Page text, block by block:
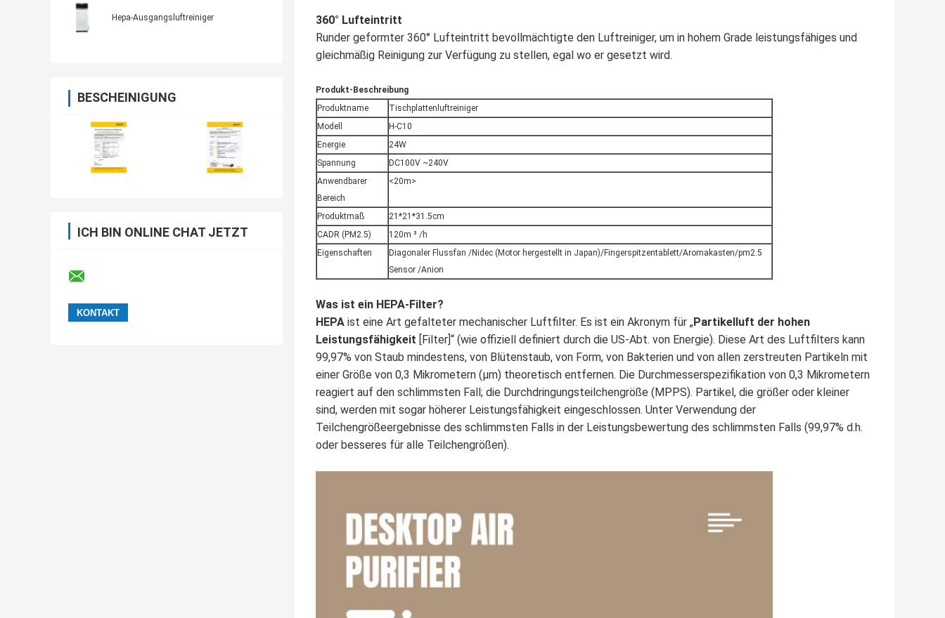
Hepa-Ausgangsluftreiniger
BESCHEINIGUNG
ICH BIN ONLINE CHAT JETZT
360° Lufteintritt
Runder geformter 360° Lufteintritt bevollmächtigte den Luftreiniger, um in hohem Grade leistungsfähiges und
gleichmäßig Reinigung zur Verfügung zu stellen, egal wo er gesetzt wird.
Produkt-Beschreibung
Produktname
Tischplattenluftreiniger
Modell
H-C10
Energie
24W
Spannung
DC100V ~240V
Anwendbarer
Bereich
<20m>
Produktmaß
21*21*31.5cm
CADR (PM2.5)
120m ³ /h
Eigenschaften
Diagonaler Flussfan /Nidec (Motor hergestellt in Japan)/Fingerspitzentablett/Aromakasten/pm2.5
Sensor /Anion
Was ist ein HEPA-Filter?
HEPA ist eine Art gefalteter mechanischer Luftfilter. Es ist ein Akronym für „Partikelluft der hohen
Leistungsfähigkeit [Filter]“ (wie offiziell definiert durch die US-Abt. von Energie). Diese Art des Luftfilters kann
99,97% von Staub mindestens, von Blütenstaub, von Form, von Bakterien und von allen zerstreuten Partikeln mit
einer Größe von 0,3 Mikrometern (µm) theoretisch entfernen. Die Durchmesserspezifikation von 0,3 Mikrometern
reagiert auf den schlimmsten Fall; die Durchdringungsteilchengröße (MPPS). Partikel, die größer oder kleiner
sind, werden mit sogar höherer Leistungsfähigkeit eingeschlossen. Unter Verwendung der
Teilchengrößeergebnisse des schlimmsten Falls in der Leistungsbewertung des schlimmsten Falls (99,97% d.h.
oder besseres für alle Teilchengrößen).